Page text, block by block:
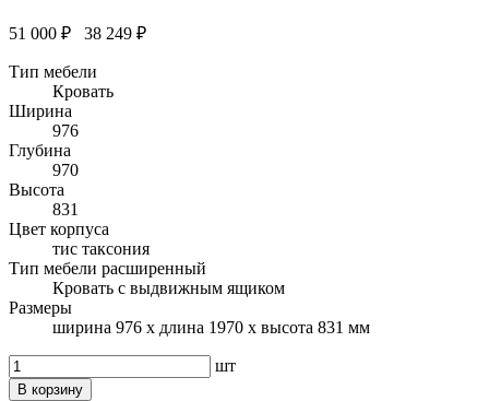
51 000 ₽ 38 249 ₽
Тип мебели
Кровать
Ширина
976
Глубина
970
Высота
831
Цвет корпуса
тис таксония
Тип мебели расширенный
Кровать с выдвижным ящиком
Размеры
ширина 976 x длина 1970 x высота 831 мм
шт
В корзину